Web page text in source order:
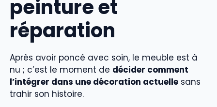
peinture et
réparation
Après avoir poncé avec soin, le meuble est à
nu ; c’est le moment de décider comment
l’intégrer dans une décoration actuelle sans
trahir son histoire.